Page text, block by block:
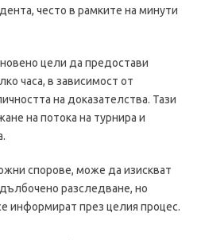
често в рамките на минути
цели да предостави
часа, в зависимост от
на доказателства. Тази
на потока на турнира и
спорове, може да изискват
разследване, но
информират през целия процес.